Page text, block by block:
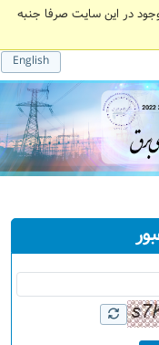
در این سایت صرفا جنبه
English